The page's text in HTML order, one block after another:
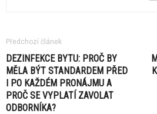
Předchozí článek
DEZINFEKCE BYTU: PROČ BY
MĚLA BÝT STANDARDEM PŘED
I PO KAŽDÉM PRONÁJMU A
PROČ SE VYPLATÍ ZAVOLAT
ODBORNÍKA?